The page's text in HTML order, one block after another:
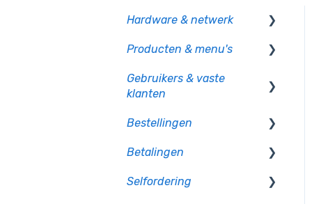
Hardware & netwerk
Kassa
PIO
Producten & menu's
Producten
indeling
Supplementen
Voorraad
Gebruikers & vaste
klanten
Gebruikersbeheer
Rechten en authorisatie
Bestellingen
Op bon
Op rekening betalen
Betalingen
Betaalmethoden
Selfordering